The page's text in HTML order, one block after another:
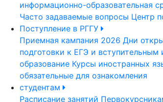
информационно-образовательная
Часто задаваемые вопросы Центр
Поступление в РГГУ
Приемная кампания 2026 Дни
подготовки к ЕГЭ и вступительным
образование Курсы иностранных
обязательные для ознакомления
студентам
Расписание занятий